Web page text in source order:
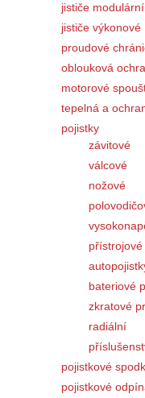
jističe modulární
jističe výkonové
proudové
oblouková
motorové
tepelná a
pojistky
závitové
válcové
nožové
přístrojové
bateriové
zkratové
radiální
pojistkové
pojistkové